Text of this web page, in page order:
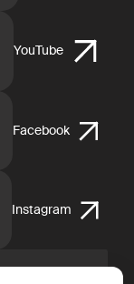
YouTube
Facebook
Instagram